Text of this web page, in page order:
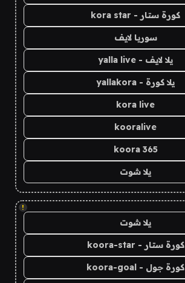
كورة ستار - kora star
سوريا لايف
يلا لايف - yalla live
يلا كورة - yallakora
kora live
kooralive
koora 365
يلا شوت
!
يلا شوت
كورة ستار - koora-star
كورة جول - koora-goal